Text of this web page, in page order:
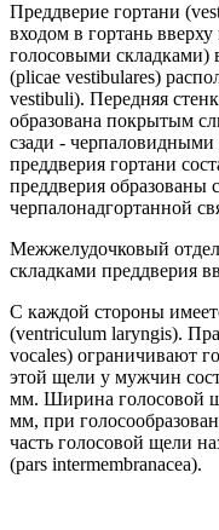
Преддверие гортани
входом в гортань
голосовыми складками)
(plicae vestibulares)
vestibuli). Передняя
образована покрытым
сзади -
преддверия гортани
преддверия образованы
черпалонадгортанной
Межжелудочковый
складками преддверия
С каждой стороны
(ventriculum laryngis).
vocales) ограничивают
этой щели у мужчин
мм. Ширина голосовой
мм, при
часть голосовой щели
(pars intermembranacea).